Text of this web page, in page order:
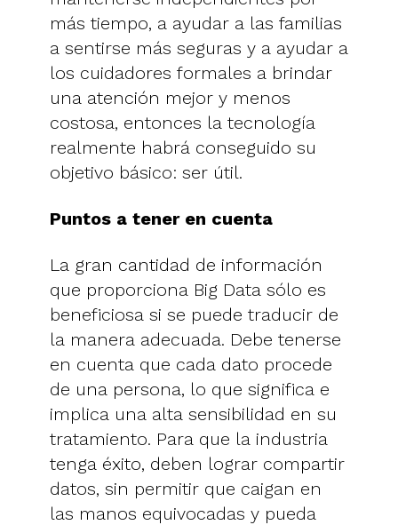
más tiempo, a ayudar a las familias
a sentirse más seguras y a ayudar a
los cuidadores formales a brindar
una atención mejor y menos
costosa, entonces la tecnología
realmente habrá conseguido su
objetivo básico: ser útil.
Puntos a tener en cuenta
La gran cantidad de información
que proporciona Big Data sólo es
beneficiosa si se puede traducir de
la manera adecuada. Debe tenerse
en cuenta que cada dato procede
de una persona, lo que significa e
implica una alta sensibilidad en su
tratamiento. Para que la industria
tenga éxito, deben lograr compartir
datos, sin permitir que caigan en
las manos equivocadas y pueda